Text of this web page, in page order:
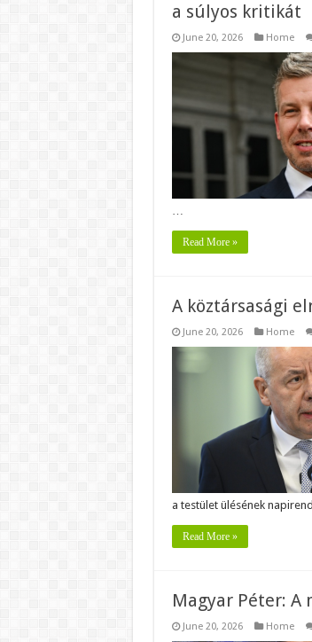
a súlyos kritikát
June 20, 2026 Home
…
Read More »
A köztársasági
June 20, 2026 Home
a testület ülésének
Read More »
Magyar Péter:
June 20, 2026 Home